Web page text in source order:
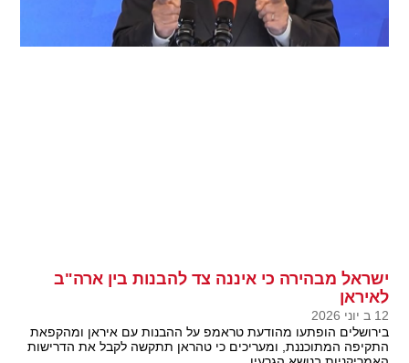
ישראל מבהירה כי איננה צד להבנות בין ארה"ב
לאיראן
12 ב יוני 2026
בירושלים הופתעו מהודעת טראמפ על ההבנות עם איראן ומהקפאת
התקיפה המתוכננת, ומעריכים כי טהראן תתקשה לקבל את הדרישות